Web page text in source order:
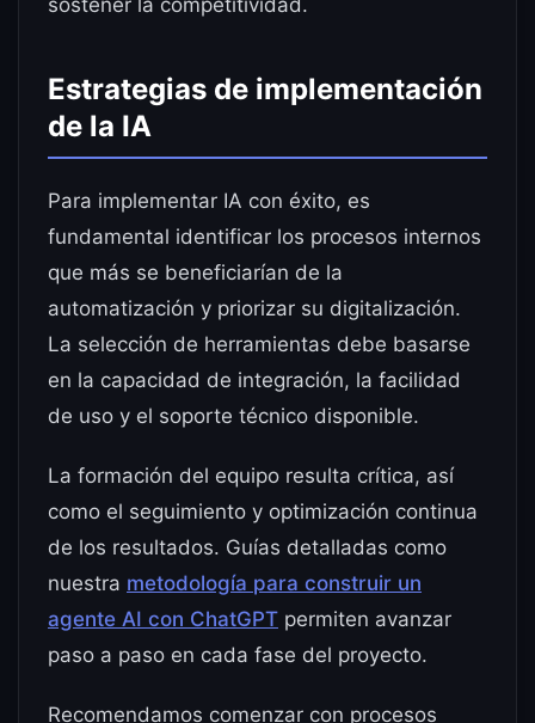
sostener la competitividad.
Estrategias de implementación
de la IA
Para implementar IA con éxito, es
fundamental identificar los procesos internos
que más se beneficiarían de la
automatización y priorizar su digitalización.
La selección de herramientas debe basarse
en la capacidad de integración, la facilidad
de uso y el soporte técnico disponible.
La formación del equipo resulta crítica, así
como el seguimiento y optimización continua
de los resultados. Guías detalladas como
nuestra metodología para construir un
agente AI con ChatGPT permiten avanzar
paso a paso en cada fase del proyecto.
Recomendamos comenzar con procesos